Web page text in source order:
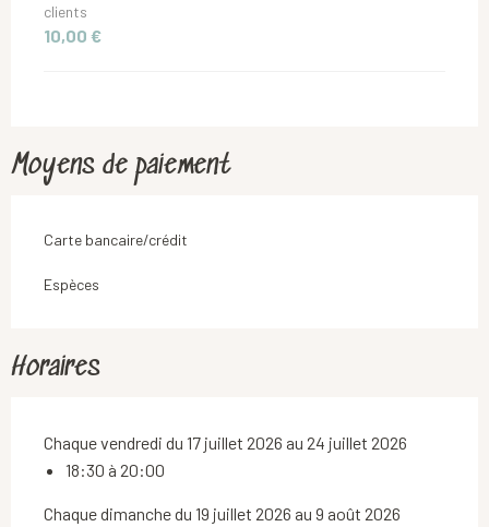
clients
10,00 €
Moyens de paiement
Carte bancaire/crédit
Espèces
Horaires
Chaque vendredi du 17 juillet 2026 au 24 juillet 2026
18:30 à 20:00
Chaque dimanche du 19 juillet 2026 au 9 août 2026